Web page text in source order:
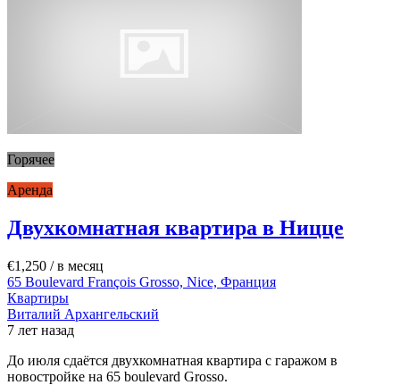
Горячее
Аренда
Двухкомнатная квартира в Ницце
€1,250 / в месяц
65 Boulevard François Grosso, Nice, Франция
Квартиры
Виталий Архангельский
7 лет назад
До июля сдаётся двухкомнатная квартира с гаражом в
новостройке на 65 boulevard Grosso.